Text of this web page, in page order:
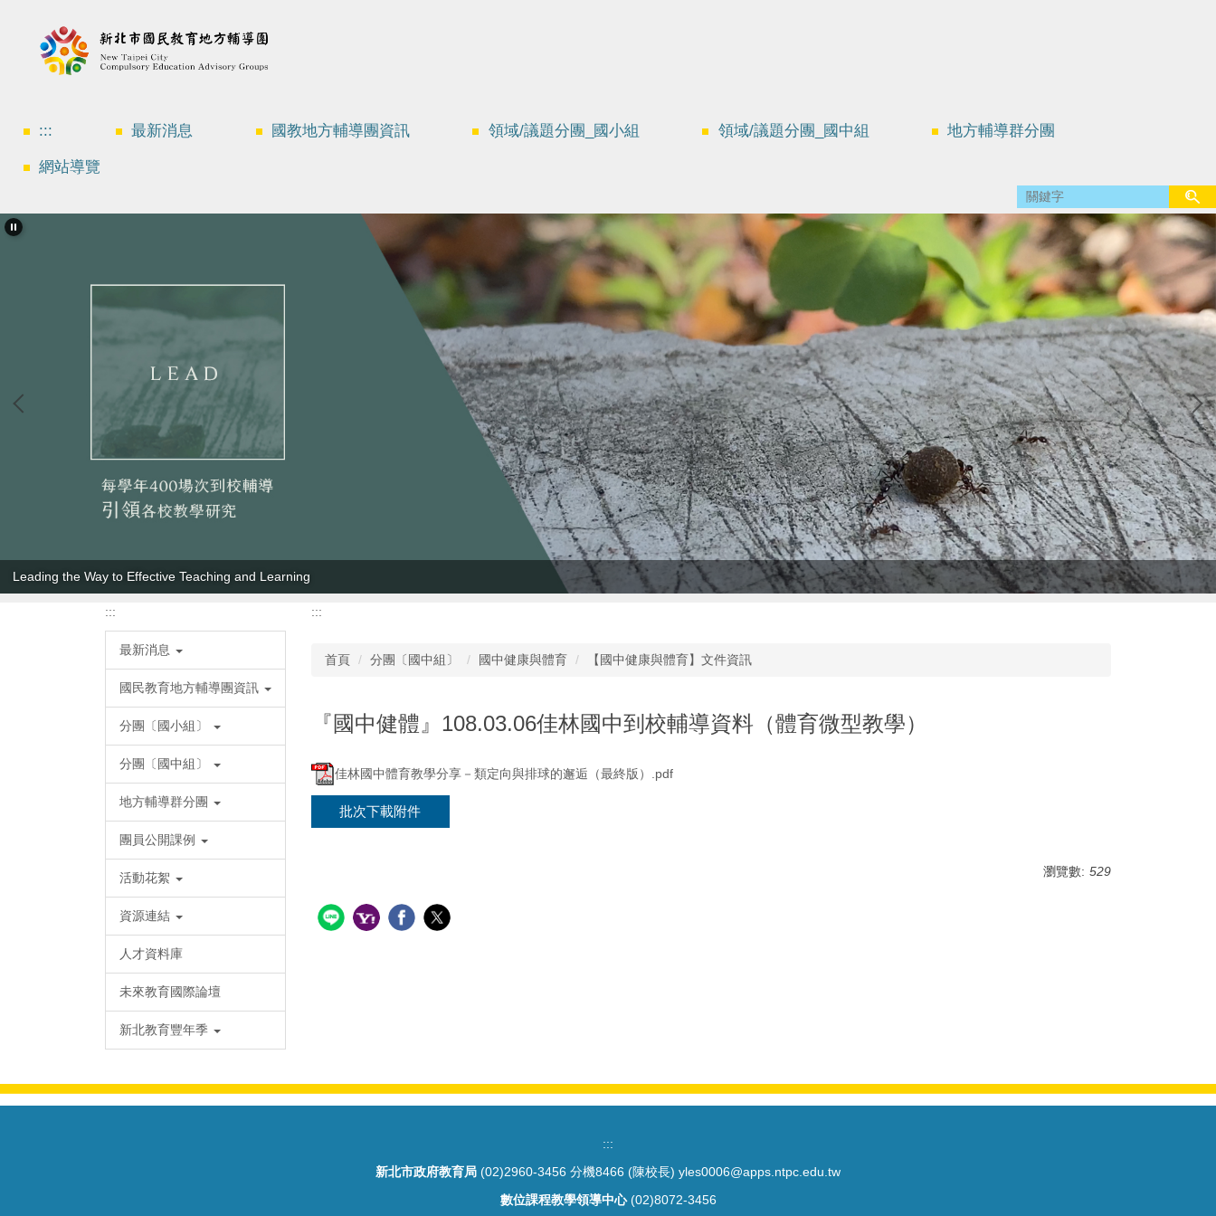
::: 最新消息 國教地方輔導團資訊 領域/議題分團_國小組 領域/議題分團_國中組 地方輔導群分團
網站導覽
Leading the Way to Effective Teaching and Learning
:::
最新消息
國民教育地方輔導團資訊
分團〔國小組〕
分團〔國中組〕
地方輔導群分團
團員公開課例
活動花絮
資源連結
人才資料庫
未來教育國際論壇
新北教育豐年季
:::
首頁 分團〔國中組〕 國中健康與體育 【國中健康與體育】文件資訊
『國中健體』108.03.06佳林國中到校輔導資料（體育微型教學）
佳林國中體育教學分享－類定向與排球的邂逅（最終版）.pdf
批次下載附件
瀏覽數: 529
:::
新北市政府教育局 (02)2960-3456 分機8466 (陳校長) yles0006@apps.ntpc.edu.tw
數位課程教學領導中心(02)8072-3456